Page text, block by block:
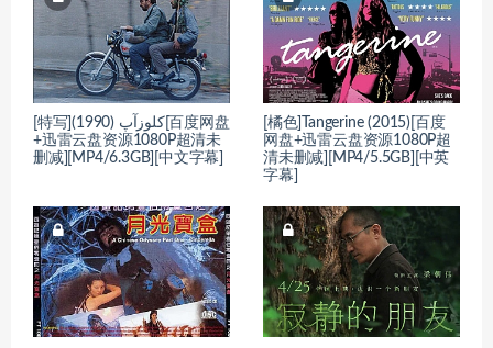
[特写]کلوزآپ (1990)[百度网盘
+迅雷云盘资源1080P超清未
删减][MP4/6.3GB][中文字幕]
[橘色]Tangerine (2015)[百度
网盘+迅雷云盘资源1080P超
清未删减][MP4/5.5GB][中英
字幕]